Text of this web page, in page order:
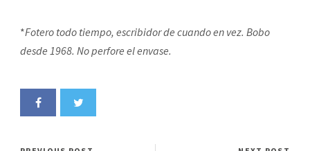
*Fotero todo tiempo, escribidor de cuando en vez. Bobo
desde 1968. No perfore el envase.